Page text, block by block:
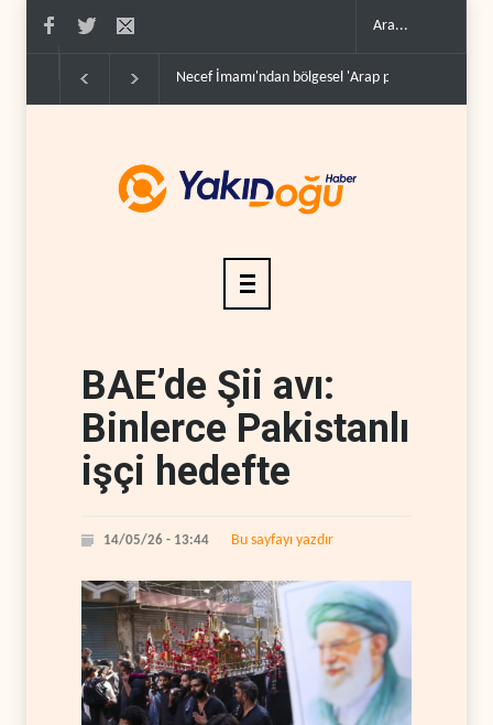
Mossad’ın İran'a karşı Kürt planı neden çöktü?..
BAE’de Şii avı:
Binlerce Pakistanlı
işçi hedefte
14/05/26 - 13:44 Bu sayfayı yazdır